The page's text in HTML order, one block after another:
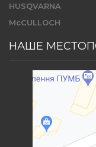
HUSQVARNA
McCULLOCH
НАШЕ